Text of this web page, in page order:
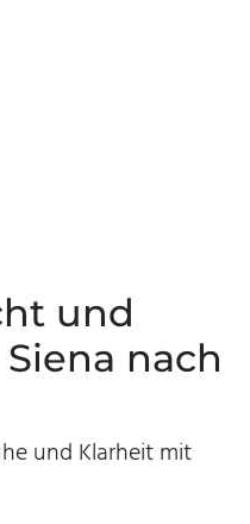
und
nach
und Klarheit mit